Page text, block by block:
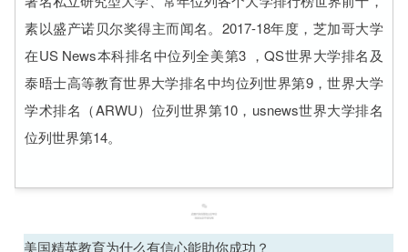
素以盛产诺贝尔奖得主而闻名。2017-18年度，芝加哥大学
在US News本科排名中位列全美第3 ，QS世界大学排名及
泰晤士高等教育世界大学排名中均位列世界第9，世界大学
学术排名（ARWU）位列世界第10，usnews世界大学排名
位列世界第14。
美国精英教育为什么有信心能助你成功？